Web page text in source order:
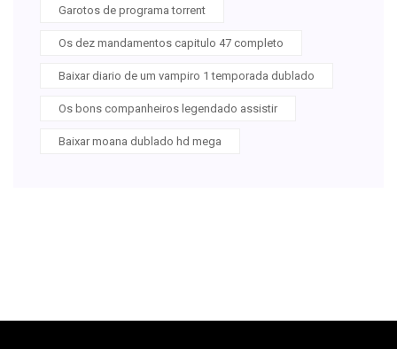
Garotos de programa torrent
Os dez mandamentos capitulo 47 completo
Baixar diario de um vampiro 1 temporada dublado
Os bons companheiros legendado assistir
Baixar moana dublado hd mega